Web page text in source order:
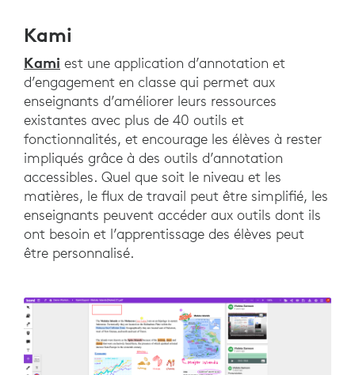
Kami
Kami est une application d’annotation et
d’engagement en classe qui permet aux
enseignants d’améliorer leurs ressources
existantes avec plus de 40 outils et
fonctionnalités, et encourage les élèves à rester
impliqués grâce à des outils d’annotation
accessibles. Quel que soit le niveau et les
matières, le flux de travail peut être simplifié, les
enseignants peuvent accéder aux outils dont ils
ont besoin et l’apprentissage des élèves peut
être personnalisé.